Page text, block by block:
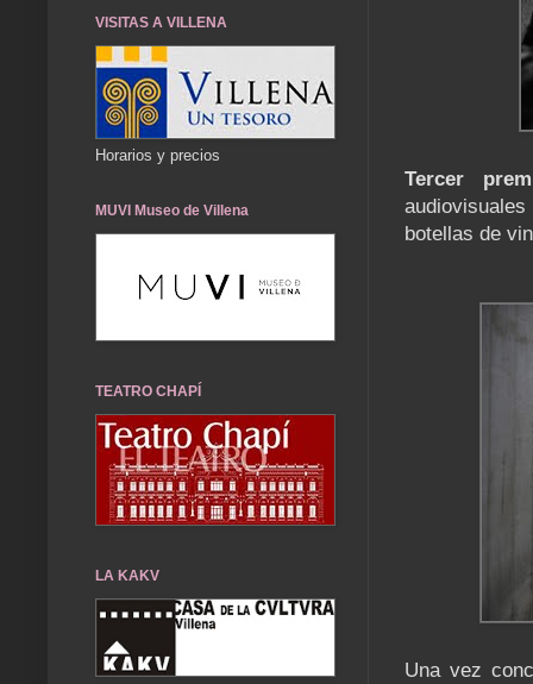
Tercer
audiovisuales
botellas de
Una vez
VISITAS A VILLENA
Horarios y precios
MUVI Museo de Villena
TEATRO CHAPÍ
LA KAKV